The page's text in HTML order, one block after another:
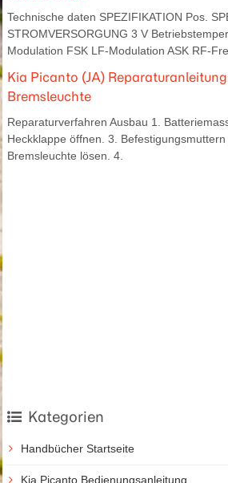
Technische daten SPEZIFIKATION Pos.
STROMVERSORGUNG 3 V
Modulation FSK LF-Modulation ASK RF-
Kia Picanto (JA)
Bremsleuchte
Reparaturverfahren Ausbau 1.
Heckklappe öffnen. 3.
Bremsleuchte lösen. 4.
Kategorien
Handbücher Startseite
Kia Picanto Bedienungsanleitung